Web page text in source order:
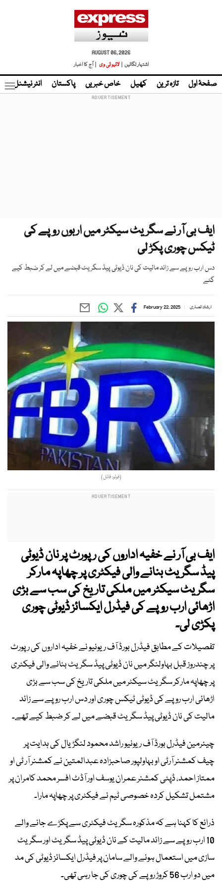
AUGUST 06, 2026
اشتہار لگائیں |
لائیو ٹی وی | آج کا اخبار
صفحۂ اول تازہ ترین کھیل خاص خبریں پاکستان انٹر نیشنل
ایف بی آر نے سگریٹ سیکٹر میں اربوں روپے کی
ٹیکس چوری پکڑ لی
دس ارب روپے سے زائد مالیت کی نان ڈیوٹی پیڈ سگریٹ قبضے میں لے کر ضبط کیے
گئے
ارشاد انصاری February 22, 2025
(فوٹو: فائل)
ایف بی آر نے خفیہ اداروں کی رپورٹ پر نان ڈیوٹی
پیڈ سگریٹ بنانے والی فیکٹری پر چھاپہ مارکر
سگریٹ سیکٹر میں ملکی تاریخ کی سب سے بڑی
اڑھائی ارب روپے کی فیڈرل ایکسائز ڈیوٹی چوری
پکڑی لی۔
تفصیلات کے مطابق فیڈرل بورڈ آف ریونیو نے خفیہ اداروں کی رپورٹ
پر چندروز قبل بہاولنگر میں نان ڈیوٹی پیڈ سگریٹ بنانے والی فیکٹری
پر چھاپہ مارکر سگریٹ سیکٹر میں ملکی تاریخ کی سب سے بڑی
اڑھائی ارب روپے کی ڈیوٹی ٹیکس چوری اور دس ارب روپے سے زائد
مالیت کی نان ڈیوٹی پیڈ سگریٹ قبضے میں لے کر ضبط کیے تھے۔
چیئرمین فیڈرل بورڈ آف ریونیو راشد محمود لنگڑیال کی ہدایت پر
چیف کمشنر آرٹی او بہاولپور صاحبزادہ عبدالمتین نے کمشنر آر ٹی او
ممتاز احمد، ڈپٹی کمشنر عمران یوسف اور آڈٹ افسر محمد کامران پر
مشتمل تشکیل کردہ خصوصی ٹیم نے فیکٹری پر چھاپہ مارا۔
ذرائع کا کہنا ہے کہ مذکورہ سگریٹ فیکٹری سے پکڑے جانے والے
10 ارب روپے سے زائد مالیت کے نان ڈیوٹی پیڈ سگریٹ اور سگریٹ
سازی میں استعمال ہونے والے سامان پر فیڈرل ایکسائز ڈیوٹی کی مد
میں دو ارب 56 کروڑ روپے کی چوری کی جا رہی تھی۔